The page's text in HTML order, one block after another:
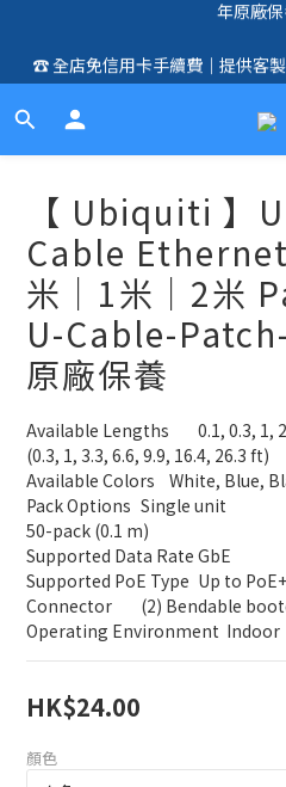
🛍️  全店免信用卡手續費、購物
（SSD、HDD、
存、監控、會議、智能
🛍️  全店免信用卡手續費、購物
（SSD、HDD、
【 Ubiquiti 】
Cable
米｜1米｜2米
U-Cable-
原廠保養
Available Lengths
(0.3, 1, 3.3, 6.6, 9.9, 16.4, 26.3 ft)
Available Colors	White,
Pack Options	Single unit
50-pack (0.1 m)
Supported Data Rate	GbE
Supported PoE Type	Up to
Connector	(2) Bendable
Operating Environment	Indoor
HK$24.00
顏色